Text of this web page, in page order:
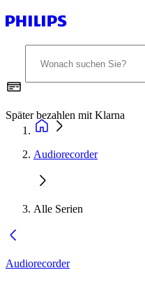
Später bezahlen mit Klarna
Audiorecorder
Alle Serien
Audiorecorder